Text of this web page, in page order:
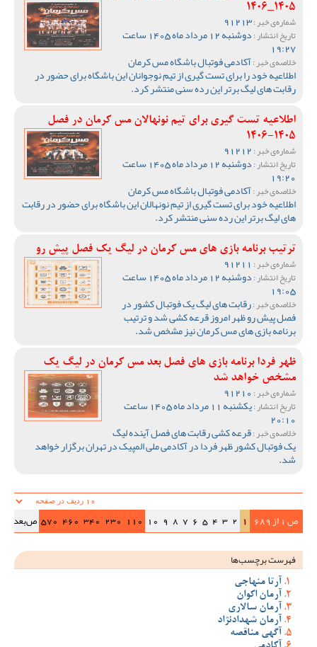
1405_1406
شماره‌ی خبر :
تاریخ انتشار : دوشنبه 12 مرداد ماه 1405 ساعت
19:27
خلاصه‌ی خبر :آکادمی فوتبال باشگاه مس کرمان
اطلاعیه خود را برای تست گیری از تیم نوجوانان این باشگاه برای حضور در
رقابت های لیگ برتر این رده سنی منتشر کرد.
اطلاعیه تست گیری برای تیم نونهالان مس کرمان در فصل
1405-1406
شماره‌ی خبر :
تاریخ انتشار : دوشنبه 12 مرداد ماه 1405 ساعت
19:20
خلاصه‌ی خبر :آکادمی فوتبال باشگاه مس کرمان
اطلاعیه خود برای تست گیری از تیم نونهالان این باشگاه برای حضور در رقابت
های لیگ برتر این رده سنی منتشر کرد.
ترتیب برنامه بازی های مس کرمان در لیگ یک فصل پیش رو
شماره‌ی خبر :
تاریخ انتشار : دوشنبه 12 مرداد ماه 1405 ساعت
19:05
خلاصه‌ی خبر :رقابت های لیگ یک فوتبال کشور در
فصل پیش رو ظهر امروز قرعه کشی شد و ترتیب
برنامه بازی های مس کرمان نیز مشخص شد.
ظهر فردا برنامه بازی های فصل بعد مس کرمان در لیگ یک
مشخص خواهد شد
شماره‌ی خبر :
تاریخ انتشار : یکشنبه 11 مرداد ماه 1405 ساعت
20:10
خلاصه‌ی خبر :قرعه کشی رقابت های فصل آینده لیگ
یک فوتبال کشور ظهر فردا در آکادمی ملی المپیک در تهران برگزار خواهد
شد.
ص 1 از 689 1
2
3
4
5
6
7
8
9
10
110
230
340
460
570 ص‌بعد
فهرست برچسب‌ها
آرتا منهاجی
آرمان اکوان
آرمان سالاری
آرمان شهدادنژاد
آگهی مناقصه